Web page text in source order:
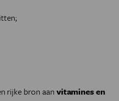
rijke bron aan vitamines en